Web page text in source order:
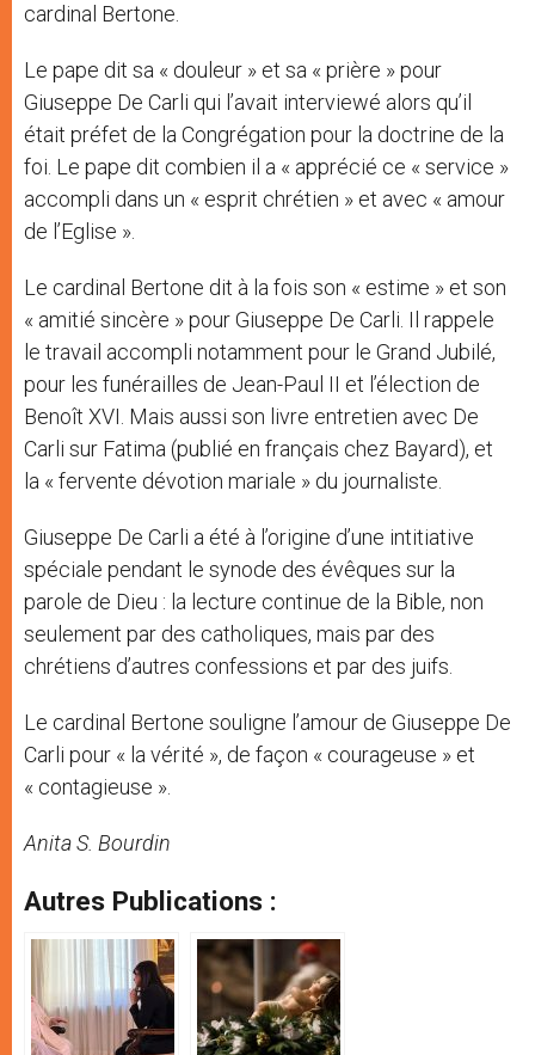
cardinal Bertone.
Le pape dit sa « douleur » et sa « prière » pour
Giuseppe De Carli qui l’avait interviewé alors qu’il
était préfet de la Congrégation pour la doctrine de la
foi. Le pape dit combien il a « apprécié ce « service »
accompli dans un « esprit chrétien » et avec « amour
de l’Eglise ».
Le cardinal Bertone dit à la fois son « estime » et son
« amitié sincère » pour Giuseppe De Carli. Il rappele
le travail accompli notamment pour le Grand Jubilé,
pour les funérailles de Jean-Paul II et l’élection de
Benoît XVI. Mais aussi son livre entretien avec De
Carli sur Fatima (publié en français chez Bayard), et
la « fervente dévotion mariale » du journaliste.
Giuseppe De Carli a été à l’origine d’une intitiative
spéciale pendant le synode des évêques sur la
parole de Dieu : la lecture continue de la Bible, non
seulement par des catholiques, mais par des
chrétiens d’autres confessions et par des juifs.
Le cardinal Bertone souligne l’amour de Giuseppe De
Carli pour « la vérité », de façon « courageuse » et
« contagieuse ».
Anita S. Bourdin
Autres Publications :